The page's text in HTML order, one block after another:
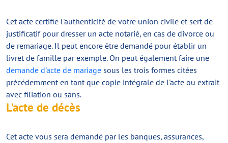
Cet acte certifie l'authenticité de votre union civile et sert de
justificatif pour dresser un acte notarié, en cas de divorce ou
de remariage. Il peut encore être demandé pour établir un
livret de famille par exemple. On peut également faire une
demande d'acte de mariage sous les trois formes citées
précédemment en tant que copie intégrale de l'acte ou extrait
avec filiation ou sans.
L'acte de décès
Cet acte vous sera demandé par les banques, assurances,